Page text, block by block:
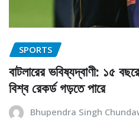
SPORTS
বাটলারের ভবিষ্যদ্বাণী: ১৫
বিশ্ব রেকর্ড গড়তে পারে
Bhupendra Singh